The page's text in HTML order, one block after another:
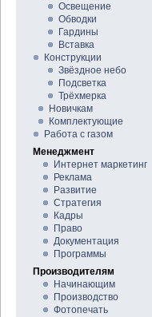
Освещение
Обводки
Гардины
Вставка
Конструкции
Звёздное небо
Подсветка
Трёхмерка
Новичкам
Комплектующие
Работа с газом
Менеджмент
Интернет маркетинг
Реклама
Развитие
Стратегия
Кадры
Право
Документация
Программы
Производителям
Начинающим
Производство
Фотопечать